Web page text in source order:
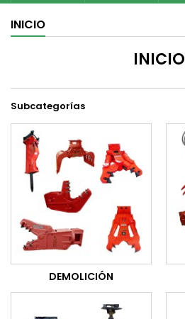
INICIO
INICIO
Subcategorías
DEMOLICIÓN